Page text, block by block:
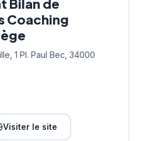
Bilan de
Coaching
1 Pl. Paul Bec, 34000
Visiter le site